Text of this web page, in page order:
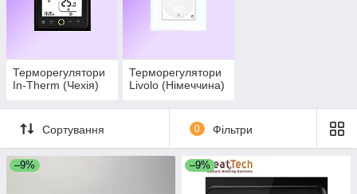
Терморегулятори
In-Therm (Чехія)
Терморегулятори
Livolo (Німеччина)
Сортування 0 Фільтри
–9% –9%